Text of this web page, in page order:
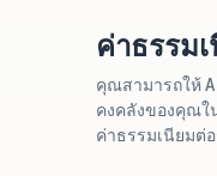
ค่าธรรม
คุณสามารถให้
คงคลังของคุณ
ค่าธรรมเนียมต่